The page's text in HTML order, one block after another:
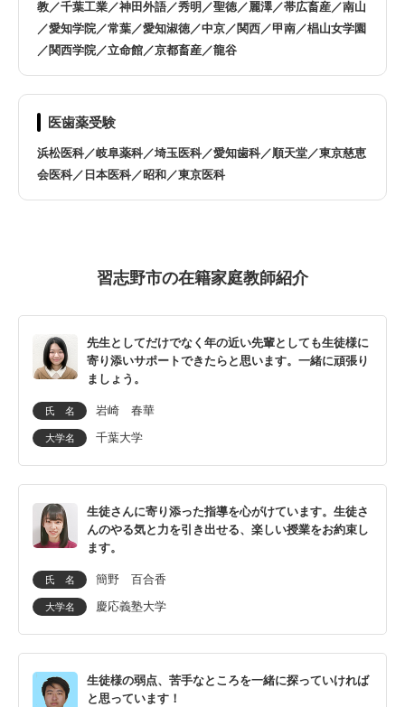
教／千葉工業／神田外語／秀明／聖徳／麗澤／帯広畜産／南山
／愛知学院／常葉／愛知淑徳／中京／関西／甲南／椙山女学園
／関西学院／立命館／京都畜産／龍谷
医歯薬受験
浜松医科／岐阜薬科／埼玉医科／愛知歯科／順天堂／東京慈恵
会医科／日本医科／昭和／東京医科
習志野市の在籍家庭教師紹介
先生としてだけでなく年の近い先輩としても生徒様に
寄り添いサポートできたらと思います。一緒に頑張り
ましょう。
氏 名 岩崎 春華
大学名 千葉大学
生徒さんに寄り添った指導を心がけています。生徒さ
んのやる気と力を引き出せる、楽しい授業をお約束し
ます。
氏 名 簡野 百合香
大学名 慶応義塾大学
生徒様の弱点、苦手なところを一緒に探っていければ
と思っています！